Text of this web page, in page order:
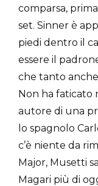
comparsa,
set. Sinner è
piedi dentro il
essere il
che tanto
Non ha faticato
autore di una
lo spagnolo
c’è niente da
Major, Musetti
Magari più di